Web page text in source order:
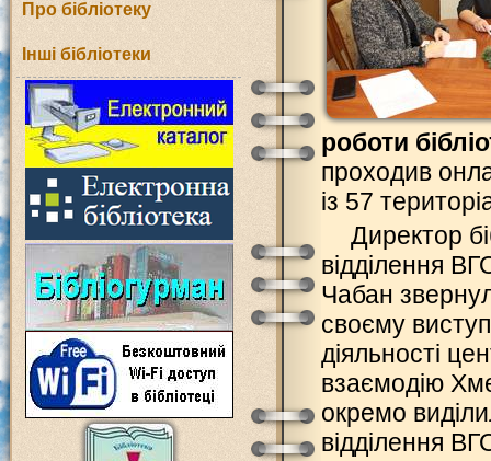
Про бібліотеку
Інші бібліотеки
роботи
проходив
із 57
Директор
відділення
Чабан
своєму
діяльності
взаємодію
окремо
відділення